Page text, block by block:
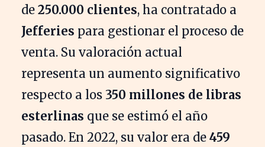
de 250.000 clientes, ha contratado a
Jefferies para gestionar el proceso de
venta. Su valoración actual
representa un aumento significativo
respecto a los 350 millones de libras
esterlinas que se estimó el año
pasado. En 2022, su valor era de 459